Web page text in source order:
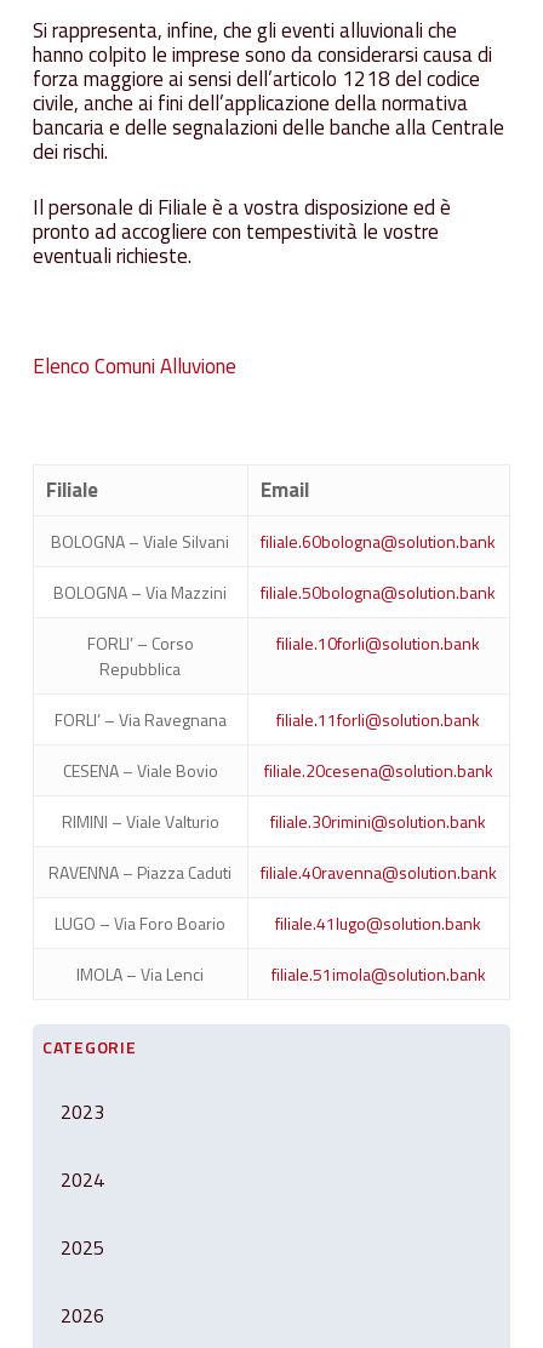
Si rappresenta, infine, che gli eventi alluvionali che
hanno colpito le imprese sono da considerarsi causa di
forza maggiore ai sensi dell’articolo 1218 del codice
civile, anche ai fini dell’applicazione della normativa
bancaria e delle segnalazioni delle banche alla Centrale
dei rischi.
Il personale di Filiale è a vostra disposizione ed è
pronto ad accogliere con tempestività le vostre
eventuali richieste.
Elenco Comuni Alluvione
Filiale Email
BOLOGNA – Viale Silvani
filiale.60bologna@solution.bank
BOLOGNA – Via Mazzini
filiale.50bologna@solution.bank
FORLI’ – Corso
Repubblica
filiale.10forli@solution.bank
FORLI’ – Via Ravegnana
filiale.11forli@solution.bank
CESENA – Viale Bovio
filiale.20cesena@solution.bank
RIMINI – Viale Valturio
filiale.30rimini@solution.bank
RAVENNA – Piazza Caduti
filiale.40ravenna@solution.bank
LUGO – Via Foro Boario
filiale.41lugo@solution.bank
IMOLA – Via Lenci
filiale.51imola@solution.bank
CATEGORIE
2023
2024
2025
2026